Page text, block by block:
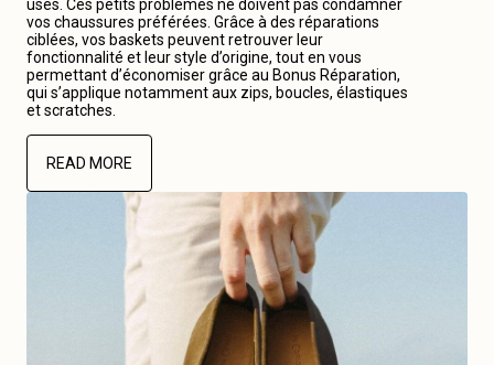
usés. Ces petits problèmes ne doivent pas condamner
vos chaussures préférées. Grâce à des réparations
ciblées, vos baskets peuvent retrouver leur
fonctionnalité et leur style d’origine, tout en vous
permettant d’économiser grâce au Bonus Réparation,
qui s’applique notamment aux zips, boucles, élastiques
et scratches.
READ MORE